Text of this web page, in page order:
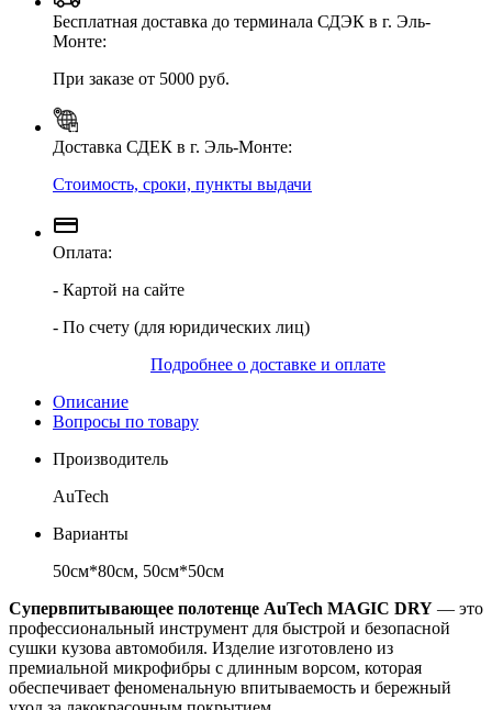
Бесплатная доставка до терминала СДЭК в г. Эль-
Монте:
При заказе от 5000 руб.
Доставка СДЕК в г. Эль-Монте:
Стоимость, сроки, пункты выдачи
Оплата:
- Картой на сайте
- По счету (для юридических лиц)
Подробнее о доставке и оплате
Описание
Вопросы по товару
Производитель
AuTech
Варианты
50см*80см, 50см*50см
Супервпитывающее полотенце AuTech MAGIC DRY — это
профессиональный инструмент для быстрой и безопасной
сушки кузова автомобиля. Изделие изготовлено из
премиальной микрофибры с длинным ворсом, которая
обеспечивает феноменальную впитываемость и бережный